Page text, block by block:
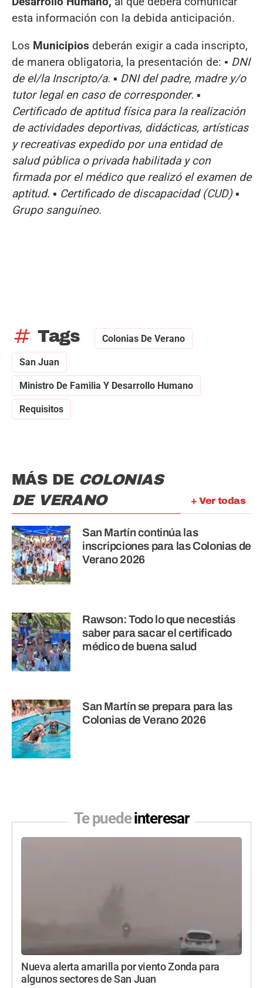
esta información con la debida anticipación.
Los Municipios deberán exigir a cada inscripto,
de manera obligatoria, la presentación de: ▪ DNI
de el/la Inscripto/a. ▪ DNI del padre, madre y/o
tutor legal en caso de corresponder. ▪
Certificado de aptitud física para la realización
de actividades deportivas, didácticas, artísticas
y recreativas expedido por una entidad de
salud pública o privada habilitada y con
firmada por el médico que realizó el examen de
aptitud. ▪ Certificado de discapacidad (CUD) ▪
Grupo sanguíneo.
tag Tags Colonias De Verano
San Juan
Ministro De Familia Y Desarrollo Humano
Requisitos
+ Ver todas
MÁS DE COLONIAS
DE VERANO
San Martín continúa las
inscripciones para las Colonias de
Verano 2026
Rawson: Todo lo que necestiás
saber para sacar el certificado
médico de buena salud
San Martín se prepara para las
Colonias de Verano 2026
Te puedeinteresar
Nueva alerta amarilla por viento Zonda para
algunos sectores de San Juan